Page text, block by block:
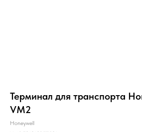
Терминал для транспорта
VM2
Honeywell